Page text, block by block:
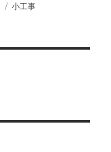
カ
小工事